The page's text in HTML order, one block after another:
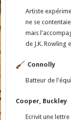
Artiste
ne se
mais
de J.K. Rowling
Connolly
Batteur de
Cooper, Buckley
Ecrivit une lettre